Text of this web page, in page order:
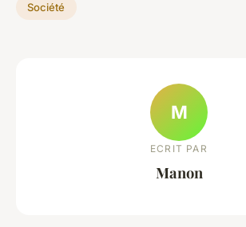
Société
M
ECRIT PAR
Manon